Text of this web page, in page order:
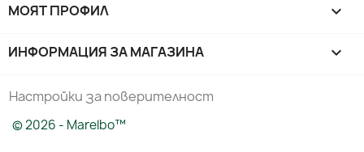
МОЯТ ПРОФИЛ 
ИНФОРМАЦИЯ ЗА МАГАЗИНА keyboard_arrow_down
Настройки за поверителност
© 2026 - Marelbo™